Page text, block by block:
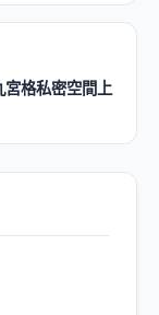
宮格私密空間上